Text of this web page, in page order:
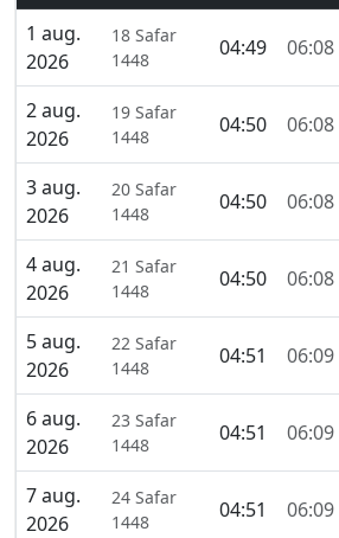
1 aug.
2026
18 Safar
1448
04:49 06:08
2 aug.
2026
19 Safar
1448
04:50 06:08
3 aug.
2026
20 Safar
1448
04:50 06:08
4 aug.
2026
21 Safar
1448
04:50 06:08
5 aug.
2026
22 Safar
1448
04:51 06:09
6 aug.
2026
23 Safar
1448
04:51 06:09
7 aug.
2026
24 Safar
1448
04:51 06:09